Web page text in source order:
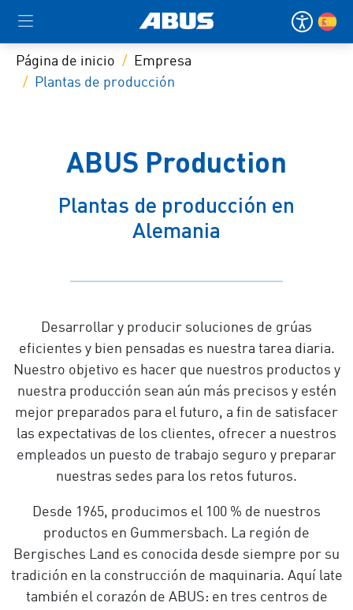
Página de inicio
Empresa
Plantas de producción
ABUS Production
Plantas de producción en
Alemania
Desarrollar y producir soluciones de grúas
eficientes y bien pensadas es nuestra tarea diaria.
Nuestro objetivo es hacer que nuestros productos y
nuestra producción sean aún más precisos y estén
mejor preparados para el futuro, a fin de satisfacer
las expectativas de los clientes, ofrecer a nuestros
empleados un puesto de trabajo seguro y preparar
nuestras sedes para los retos futuros.
Desde 1965, producimos el 100 % de nuestros
productos en Gummersbach. La región de
Bergisches Land es conocida desde siempre por su
tradición en la construcción de maquinaria. Aquí late
también el corazón de ABUS: en tres centros de